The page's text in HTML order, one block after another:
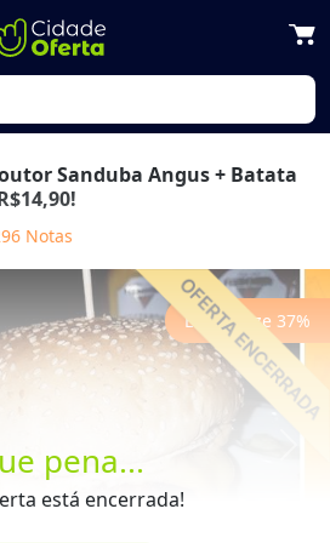
pena...
está encerrada!
Sanduba Angus + Batata
Notas
Economize 37%